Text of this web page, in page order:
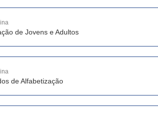
de Jovens e Adultos
de Alfabetização